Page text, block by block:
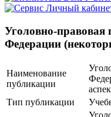
Уголовно-правовая
Федерации
Наименование
публикации
Тип публикации